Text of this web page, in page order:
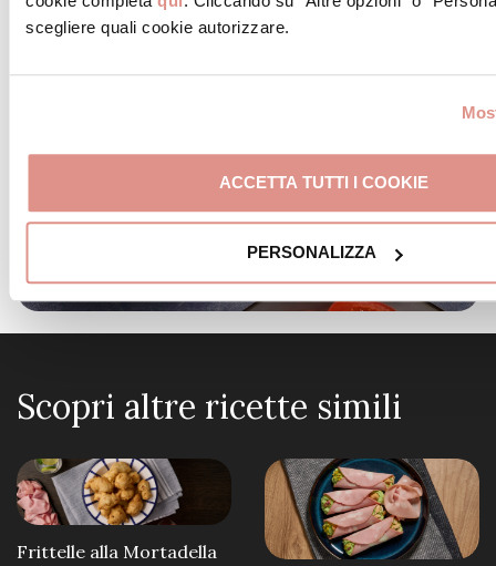
scegliere quali cookie autorizzare.
ACCETTA TUTTI I COOKIE
PERSONALIZZA
Scopri altre ricette simili
Frittelle alla Mortadella